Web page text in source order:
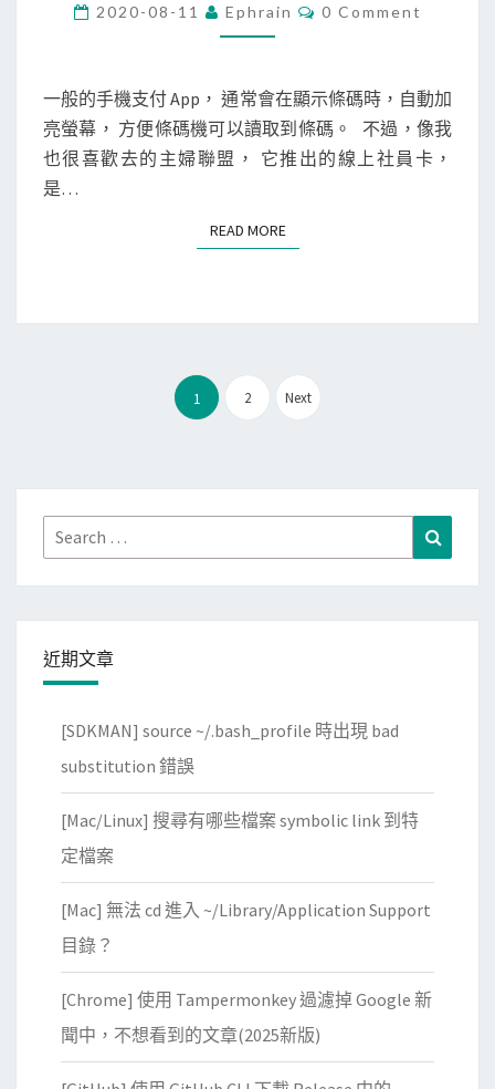
規
，
避
免
特
h
o
e
]
用
o
t
p
p
，
碼
亮
2020-08-11 Ephrain
C
N
T
S
0 Comment
一般的手機支付 App， 通常會在顯示條碼時，自動加
亮螢幕， 方便條碼機可以讀取到條碼。 不過，像我
也很喜歡去的主婦聯盟， 它推出的線上社員卡，
是…
READ MOREREAD MORE
文
章
1 2 Next
Search
for:
近期文章
[SDKMAN] source ~/.bash_profile 時出現 bad
substitution 錯誤
[Mac/Linux] 搜尋有哪些檔案 symbolic link 到特
定檔案
[Mac] 無法 cd 進入 ~/Library/Application Support
目錄？
[Chrome] 使用 Tampermonkey 過濾掉 Google 新
聞中，不想看到的文章(2025新版)